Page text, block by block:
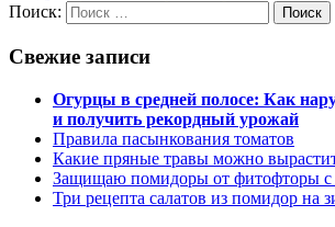
Поиск:
Поиск
Свежие записи
Огурцы в средней полосе: Как
и получить рекордный урожай
Правила пасынкования томатов
Какие пряные травы можно
Защищаю помидоры от фитофторы
Три рецепта салатов из помидор на